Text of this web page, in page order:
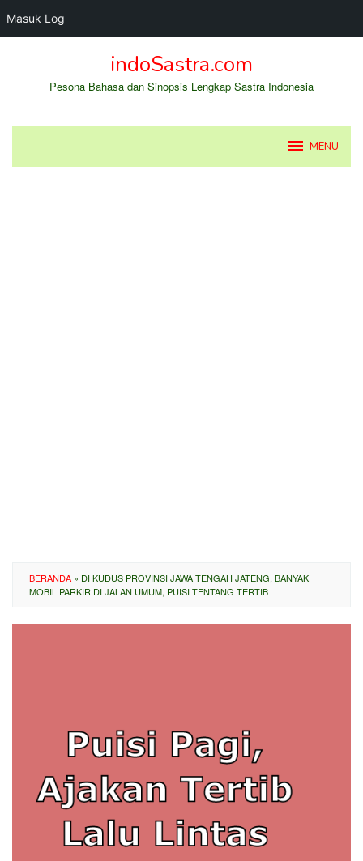
Masuk Log
indoSastra.com
Pesona Bahasa dan Sinopsis Lengkap Sastra Indonesia
MENU
BERANDA » DI KUDUS PROVINSI JAWA TENGAH JATENG, BANYAK
MOBIL PARKIR DI JALAN UMUM, PUISI TENTANG TERTIB